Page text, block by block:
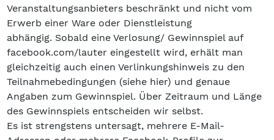
Veranstaltungsanbieters beschränkt und nicht vom
Erwerb einer Ware oder Dienstleistung
abhängig. Sobald eine Verlosung/ Gewinnspiel auf
facebook.com/lauter eingestellt wird, erhält man
gleichzeitig auch einen Verlinkungshinweis zu den
Teilnahmebedingungen (siehe hier) und genaue
Angaben zum Gewinnspiel. Über Zeitraum und Länge
des Gewinnspiels entscheiden wir selbst.
Es ist strengstens untersagt, mehrere E-Mail-